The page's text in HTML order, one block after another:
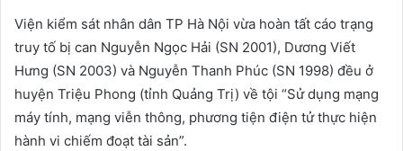
Viện kiểm sát nhân dân TP Hà Nội vừa hoàn tất cáo trạng
truy tố bị can Nguyễn Ngọc Hải (SN 2001), Dương Viết
Hưng (SN 2003) và Nguyễn Thanh Phúc (SN 1998) đều ở
huyện Triệu Phong (tỉnh Quảng Trị) về tội “Sử dụng mạng
máy tính, mạng viễn thông, phương tiện điện tử thực hiện
hành vi chiếm đoạt tài sản”.